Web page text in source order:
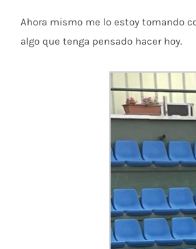
Ahora mismo me lo estoy tomando
algo que tenga pensado hacer hoy.